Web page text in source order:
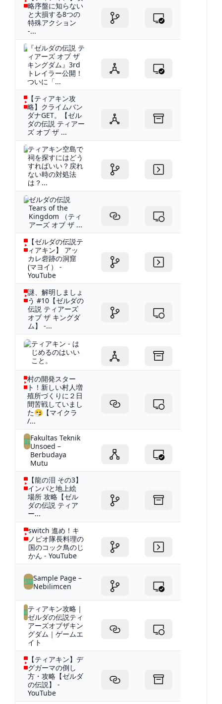
略序盤に知らない
と大損する8つの
特殊アクション
-...
『ゼルダの伝説 テ
ィアーズ オブ ザ
キングダム』3rd
トレイラー公開！
ついに「...
【ティアキン攻
略】クライムバン
ダナGET。【ゼル
ダの伝説 ティアー
ズ オブ ザ ...
ティアキン空島で
祠を探すにはどう
すればいい？戻れ
ない時の対処法
は？...
ゼルダの伝説
Tears of the
Kingdom （ティ
アーズ オブ ザ ...
【ゼルダの伝説テ
ィアキン】 アッ
カレ砦跡の洞窟
(マヨイ） -
YouTube
謎、解明しましょ
う #10【ゼルダの
伝説 ティアーズ
オブ ザ キングダ
ム】 -...
ティアキン - は
じめるのはいい
こと。
村の開発スター
ト！新しい村人増
殖所づくりに２日
間苦戦していまし
た🤧【マイクラ
/...
Fakultas Teknik
Unsoed –
Berbudaya
Mutu
【龍の泪 その3】
インパと地上絵
場所 攻略【ゼル
ダの伝説 ティア
ー...
switch 進め！キ
ノピオ隊長料理の
国のコック鳥のじ
かん - YouTube
Sample Page –
Nebilimcen
ティアキン攻略｜
ゼルダの伝説ティ
アーズオブザキン
グダム｜ゲームエ
イト
【ティアキン】デ
グガーマの倒し
方・攻略【ゼルダ
の伝説】 -
YouTube